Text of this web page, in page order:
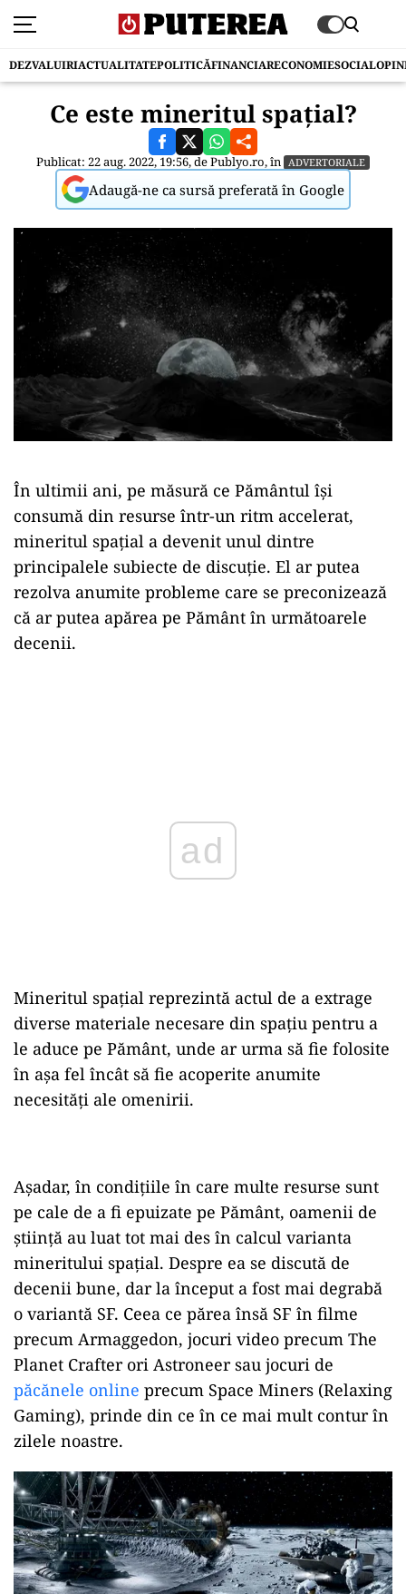
DEZVALUIRIACTUALITATEPOLITICĂFINANCIARECONOMIESOCIAL
Ce este mineritul spațial?
Publicat: 22 aug. 2022, 19:56, dePublyo.ro, în ADVERTORIALE
Adaugă-ne ca sursă preferată în Google
În ultimii ani, pe măsură ce Pământul își
consumă din resurse într-un ritm accelerat,
mineritul spațial a devenit unul dintre
principalele subiecte de discuție. El ar putea
rezolva anumite probleme care se preconizează
că ar putea apărea pe Pământ în următoarele
decenii.
Mineritul spațial reprezintă actul de a extrage
diverse materiale necesare din spațiu pentru a
le aduce pe Pământ, unde ar urma să fie folosite
în așa fel încât să fie acoperite anumite
necesități ale omenirii.
Așadar, în condițiile în care multe resurse sunt
pe cale de a fi epuizate pe Pământ, oamenii de
știință au luat tot mai des în calcul varianta
mineritului spațial. Despre ea se discută de
decenii bune, dar la început a fost mai degrabă
o variantă SF. Ceea ce părea însă SF în filme
precum Armaggedon, jocuri video precum The
Planet Crafter ori Astroneer sau jocuri de
păcănele online precum Space Miners (Relaxing
Gaming), prinde din ce în ce mai mult contur în
zilele noastre.